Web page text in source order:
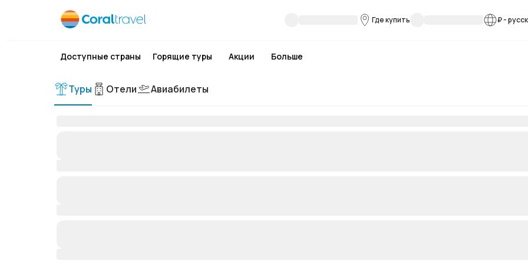
Где купить ₽-
Доступные страны Горящие туры Акции Больше
Туры Отели Авиабилеты